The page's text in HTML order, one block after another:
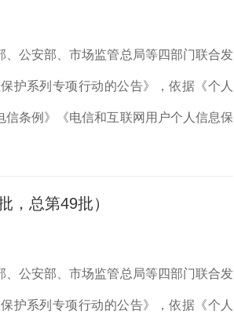
公安部、市场监管总局等四部门联合发
护系列专项行动的公告》，依据《个人
条例》《电信和互联网用户个人信息保
，总第49批）
公安部、市场监管总局等四部门联合发
护系列专项行动的公告》，依据《个人